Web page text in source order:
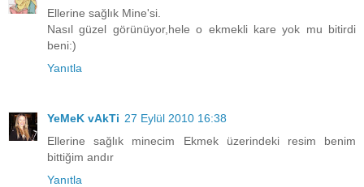
Ellerine sağlık Mine'si.
Nasıl güzel görünüyor,hele o ekmekli kare yok mu bitirdi
beni:)
Yanıtla
YeMeK vAkTi 27 Eylül 2010 16:38
Ellerine sağlık minecim Ekmek üzerindeki resim benim
bittiğim andır
Yanıtla